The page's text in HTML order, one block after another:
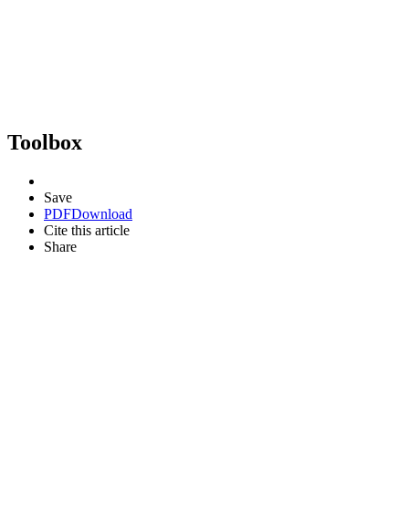
Toolbox
Save
PDFDownload
Cite this article
Share